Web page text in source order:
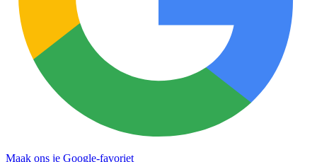
Maak ons je Google-favoriet